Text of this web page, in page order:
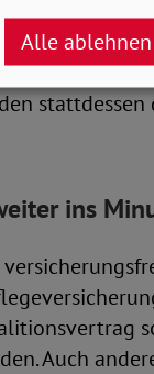
der
von
ins
Auch
Alle ablehnen